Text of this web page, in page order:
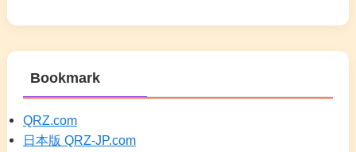
Bookmark
QRZ.com
日本版 QRZ-JP.com